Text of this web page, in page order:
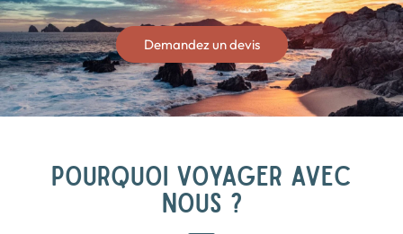
Demandez un devis
POURQUOI VOYAGER AVEC
NOUS ?